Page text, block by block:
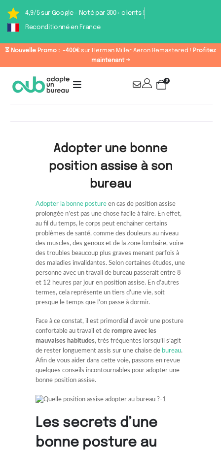
4,9/5 sur Google - Noté par 300+ clients !
Reconditionné en France
⏳ Nouvelle Promo : -400€ sur Herman Miller Aeron Remastered ! Profitez
maintenant →
0
Adopter une bonne
position assise à son
bureau
Adopter la bonne posture en cas de position assise
prolongée n’est pas une chose facile à faire. En effet,
au fil du temps, le corps peut enchaîner certains
problèmes de santé, comme des douleurs au niveau
des muscles, des genoux et de la zone lombaire, voire
des troubles beaucoup plus graves menant parfois à
des maladies invalidantes. Selon certaines études, une
personne avec un travail de bureau passerait entre 8
et 12 heures par jour en position assise. En d’autres
termes, cela représente un tiers d’une vie, soit
presque le temps que l’on passe à dormir.
Face à ce constat, il est primordial d’avoir une posture
confortable au travail et de rompre avec les
mauvaises habitudes, très fréquentes lorsqu’il s’agit
de rester longuement assis sur une chaise de bureau.
Afin de vous aider dans cette voie, passons en revue
quelques conseils incontournables pour adopter une
bonne position assise.
Les secrets d’une
bonne posture au